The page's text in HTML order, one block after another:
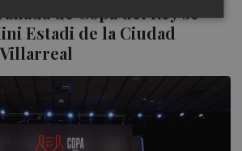
de Copa del Rey se
Estadi de la Ciudad